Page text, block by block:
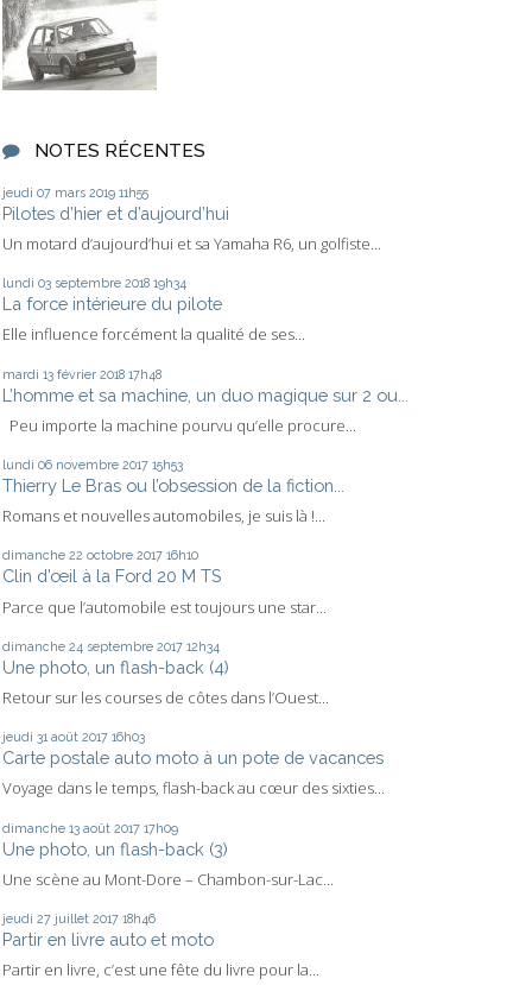
NOTES RÉCENTES
jeudi 07 mars 2019 11h55
Pilotes d’hier et d’aujourd’hui
Un motard d’aujourd’hui et sa Yamaha R6, un golfiste...
lundi 03 septembre 2018 19h34
La force intérieure du pilote
Elle influence forcément la qualité de ses...
mardi 13 février 2018 17h48
L’homme et sa machine, un duo magique sur 2 ou...
Peu importe la machine pourvu qu’elle procure...
lundi 06 novembre 2017 15h53
Thierry Le Bras ou l’obsession de la fiction...
Romans et nouvelles automobiles, je suis là !...
dimanche 22 octobre 2017 16h10
Clin d’œil à la Ford 20 M TS
Parce que l’automobile est toujours une star...
dimanche 24 septembre 2017 12h34
Une photo, un flash-back (4)
Retour sur les courses de côtes dans l’Ouest...
jeudi 31 août 2017 16h03
Carte postale auto moto à un pote de vacances
Voyage dans le temps, flash-back au cœur des sixties...
dimanche 13 août 2017 17h09
Une photo, un flash-back (3)
Une scène au Mont-Dore – Chambon-sur-Lac...
jeudi 27 juillet 2017 18h46
Partir en livre auto et moto
Partir en livre, c’est une fête du livre pour la...